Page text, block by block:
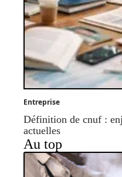
Entreprise
Définition de cnuf :
actuelles
Au top